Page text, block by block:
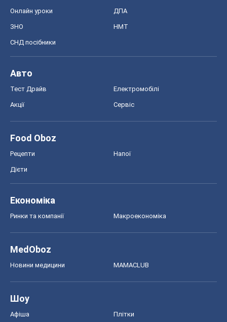
Онлайн уроки ДПА
ЗНО НМТ
СНД посібники
Авто
Тест Драйв Електромобілі
Акції Сервіс
Food Oboz
Рецепти Напої
Дієти
Економіка
Ринки та компанії Макроекономіка
MedOboz
Новини медицини MAMACLUB
Шоу
Афіша Плітки